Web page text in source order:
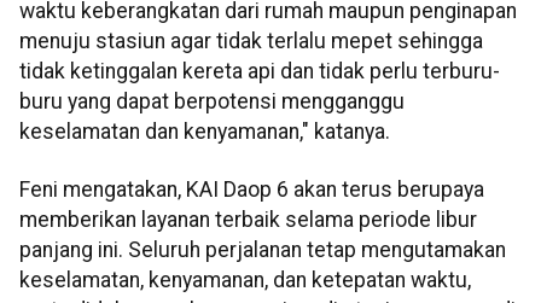
waktu keberangkatan dari rumah maupun penginapan
menuju stasiun agar tidak terlalu mepet sehingga
tidak ketinggalan kereta api dan tidak perlu terburu-
buru yang dapat berpotensi mengganggu
keselamatan dan kenyamanan," katanya.
Feni mengatakan, KAI Daop 6 akan terus berupaya
memberikan layanan terbaik selama periode libur
panjang ini. Seluruh perjalanan tetap mengutamakan
keselamatan, kenyamanan, dan ketepatan waktu,